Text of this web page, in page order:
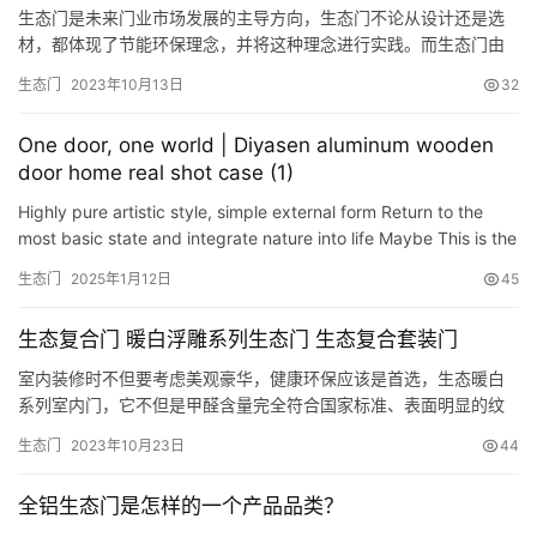
生态门是未来门业市场发展的主导方向，生态门不论从设计还是选
材，都体现了节能环保理念，并将这种理念进行实践。而生态门由
证其使用寿命的长久，以及使用性能的稳定，如何对生态门进行日
磨耐腐，所以生态门在清除表面污迹时也比较简单，只要采用软的
棉布擦拭…
生态门 2023年10月13日 32
One door, one world | Diyasen aluminum wooden
door home real shot case (1)
Highly pure artistic style, simple external form Return to the
most basic state and integrate nature into life Maybe This is the
生态门 2025年1月12日 45
生态复合门 暖白浮雕系列生态门 生态复合套装门
室内装修时不但要考虑美观豪华，健康环保应该是首选，生态暖白
系列室内门，它不但是甲醛含量完全符合国家标准、表面明显的纹
耐候性能好、甲醛含量完全符合国家标准，永不开裂变形。
生态门 2023年10月23日 44
全铝生态门是怎样的一个产品品类？